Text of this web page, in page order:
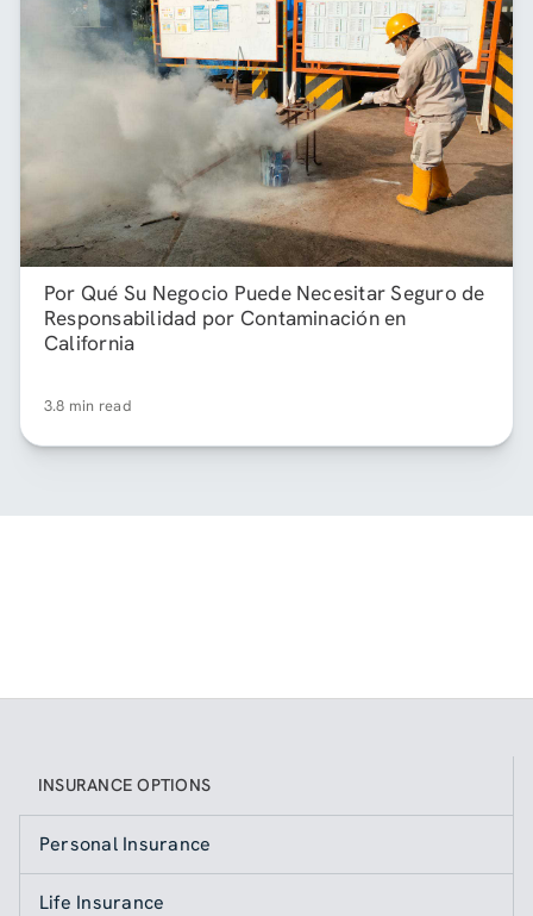
Por Qué Su Negocio Puede Necesitar Seguro de
Responsabilidad por Contaminación en
California
3.8 min read
INSURANCE OPTIONS
Personal Insurance
Life Insurance